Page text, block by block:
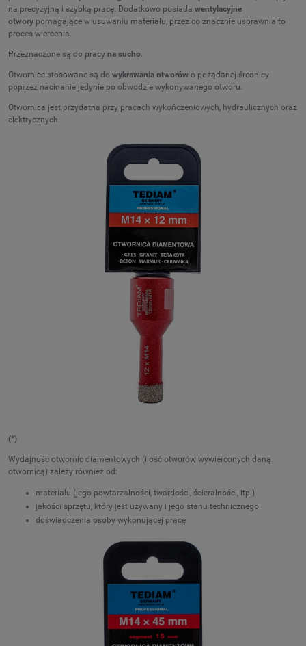
na precyzyjną i szybką pracę. Dodatkowo posiada wentylacyjne
otwory pomagające w usuwaniu materiału, przez co znacznie usprawnia to
proces wiercenia.
Przeznaczone są do pracy na sucho
Otwornice stosowane są do wykrawania otworów o pożądanej średnicy
poprzez nacinanie jedynie po obwodzie wykonywanego otworu.
Otwornica jest przydatna przy pracach wykończeniowych, hydraulicznych oraz
elektrycznych.
(*)
Wydajność otwornic diamentowych (ilość otworów wywierconych daną
otwornicą) zależy również od:
materiału (jego powtarzalności, twardości, ścieralności, itp.)
jakości sprzętu, który jest używany i jego stanu technicznego
doświadczenia osoby wykonującej pracę